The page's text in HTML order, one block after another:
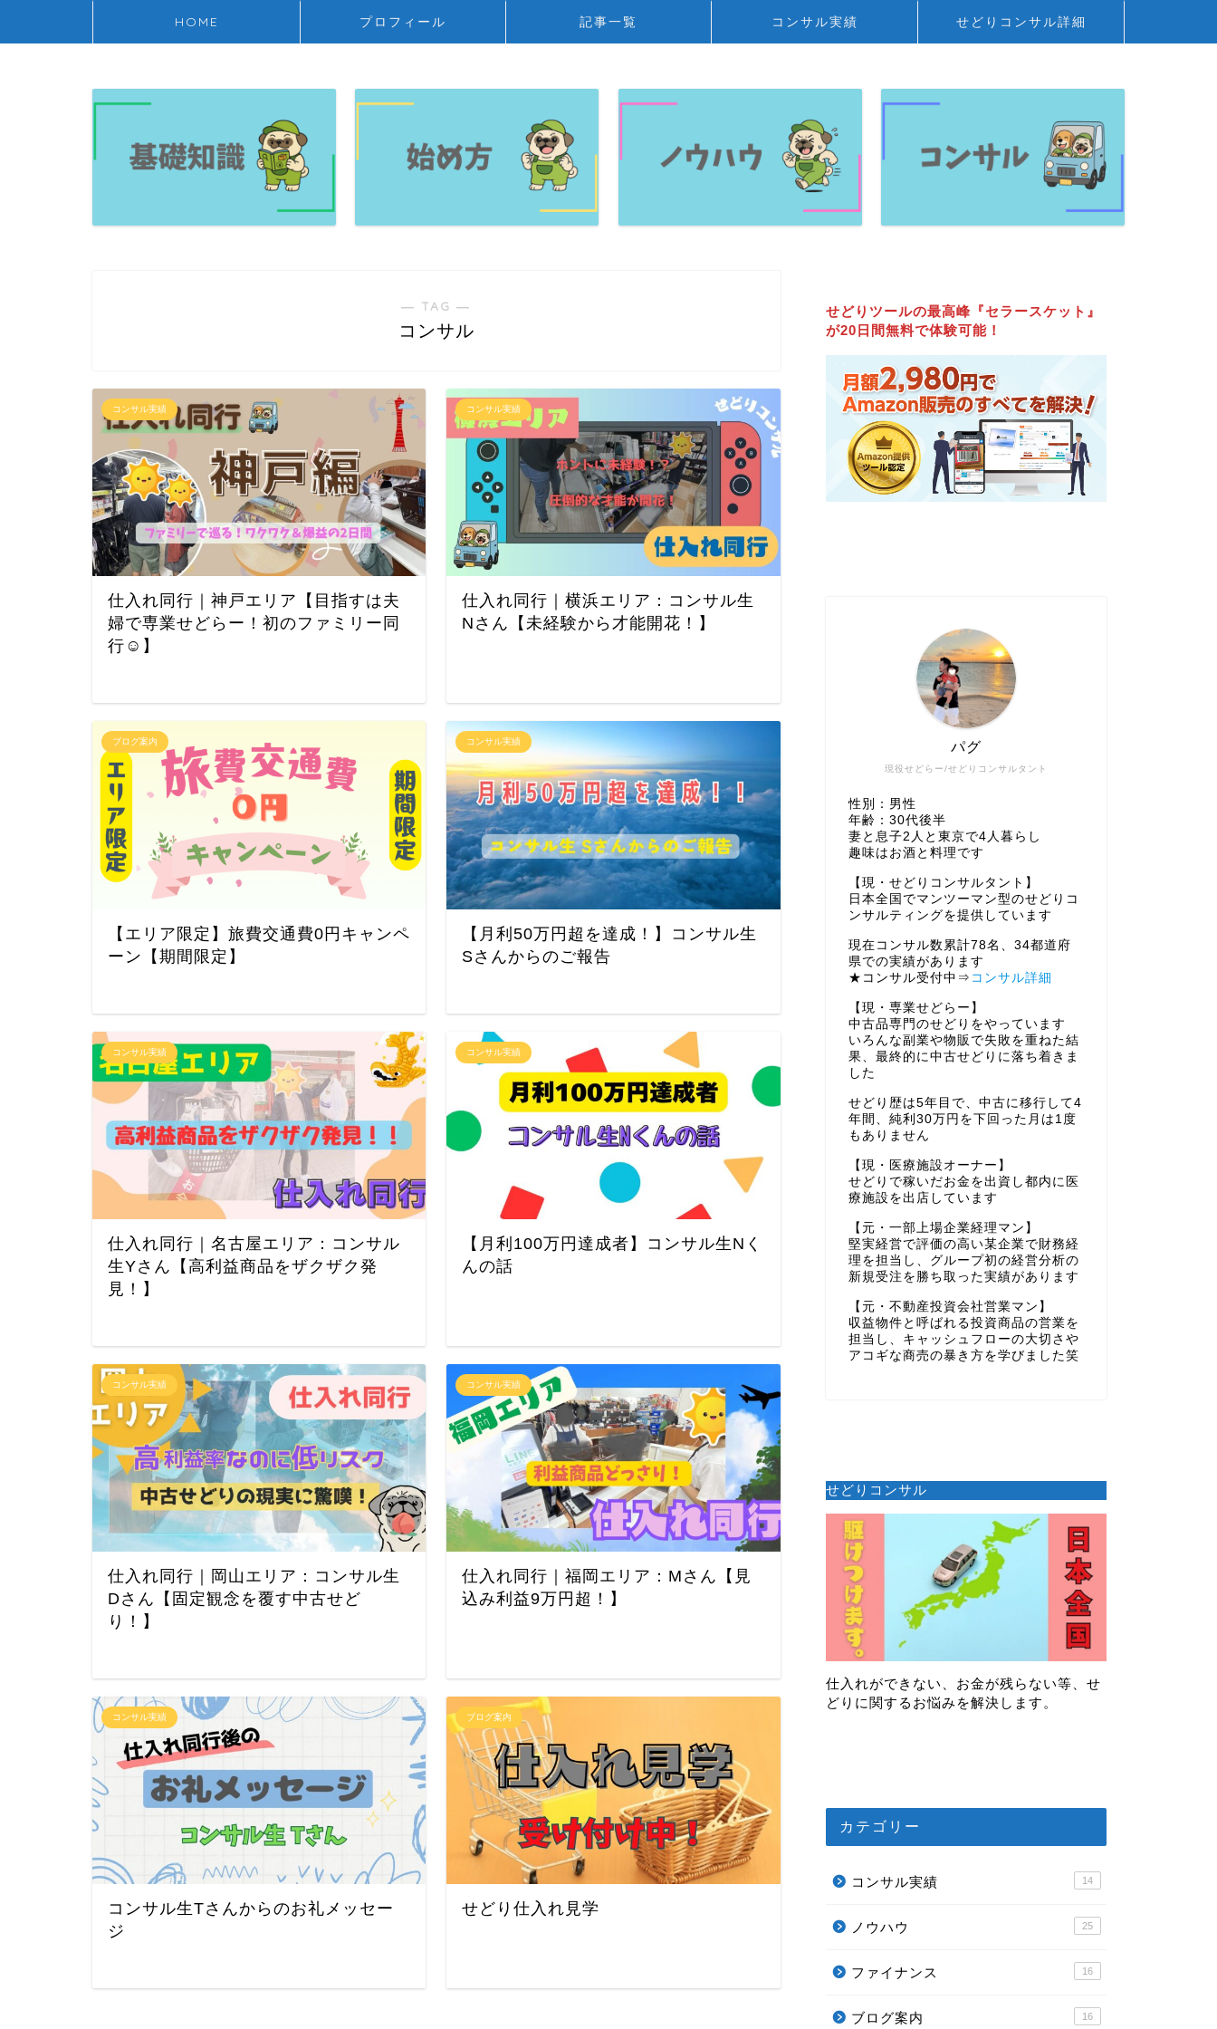
HOME プロフィール 記事一覧 コンサル実績 せどりコンサル詳細
― TAG ―
コンサル
コンサル実績
仕入れ同行｜神戸エリア【目指すは夫
婦で専業せどらー！初のファミリー同
行☺】
コンサル実績
仕入れ同行｜横浜エリア：コンサル生
Nさん【未経験から才能開花！】
ブログ案内
【エリア限定】旅費交通費0円キャンペ
ーン【期間限定】
コンサル実績
【月利50万円超を達成！】コンサル生
Sさんからのご報告
コンサル実績
仕入れ同行｜名古屋エリア：コンサル
生Yさん【高利益商品をザクザク発
見！】
コンサル実績
【月利100万円達成者】コンサル生Nく
んの話
コンサル実績
仕入れ同行｜岡山エリア：コンサル生
Dさん【固定観念を覆す中古せど
り！】
コンサル実績
仕入れ同行｜福岡エリア：Mさん【見
込み利益9万円超！】
コンサル実績
コンサル生Tさんからのお礼メッセー
ジ
ブログ案内
せどり仕入れ見学
せどりツールの最高峰『セラースケット』
が20日間無料で体験可能！
現役せどらー/せどりコンサルタント
パグ
性別：男性
年齢：30代後半
妻と息子2人と東京で4人暮らし
趣味はお酒と料理です
【現・せどりコンサルタント】
日本全国でマンツーマン型のせどりコ
ンサルティングを提供しています
現在コンサル数累計78名、34都道府
県での実績があります
★コンサル受付中⇒ コンサル詳細
【現・専業せどらー】
中古品専門のせどりをやっています
いろんな副業や物販で失敗を重ねた結
果、最終的に中古せどりに落ち着きま
した
せどり歴は5年目で、中古に移行して4
年間、純利30万円を下回った月は1度
もありません
【現・医療施設オーナー】
せどりで稼いだお金を出資し都内に医
療施設を出店しています
【元・一部上場企業経理マン】
堅実経営で評価の高い某企業で財務経
理を担当し、グループ初の経営分析の
新規受注を勝ち取った実績があります
【元・不動産投資会社営業マン】
収益物件と呼ばれる投資商品の営業を
担当し、キャッシュフローの大切さや
アコギな商売の暴き方を学びました笑
せどりコンサル
仕入れができない、お金が残らない等、せ
どりに関するお悩みを解決します。
カテゴリー
コンサル実績 14
ノウハウ 25
ファイナンス 16
ブログ案内 16